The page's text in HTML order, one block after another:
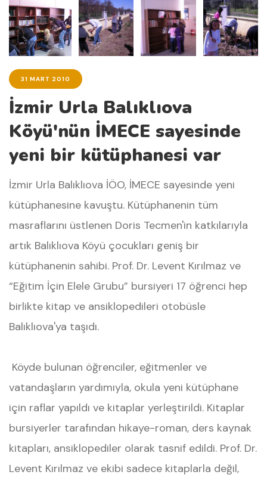
31 MART 2010
İzmir Urla Balıklıova
Köyü'nün İMECE sayesinde
yeni bir kütüphanesi var
İzmir Urla Balıklıova İÖO, İMECE sayesinde yeni
kütüphanesine kavuştu. Kütüphanenin tüm
masraflarını üstlenen Doris Tecmen'in katkılarıyla
artık Balıklıova Köyü çocukları geniş bir
kütüphanenin sahibi. Prof. Dr. Levent Kırılmaz ve
“Eğitim İçin Elele Grubu” bursiyeri 17 öğrenci hep
birlikte kitap ve ansiklopedileri otobüsle
Balıklıova'ya taşıdı.
Köyde bulunan öğrenciler, eğitmenler ve
vatandaşların yardımıyla, okula yeni kütüphane
için raflar yapıldı ve kitaplar yerleştirildi. Kitaplar
bursiyerler tarafından hikaye-roman, ders kaynak
kitapları, ansiklopediler olarak tasnif edildi. Prof. Dr.
Levent Kırılmaz ve ekibi sadece kitaplarla değil,